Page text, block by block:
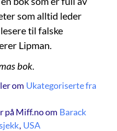
som alltid leder
til falske
Lipman.
bok.
om Ukategoriserte fra
på Miff.no om Barack
, USA